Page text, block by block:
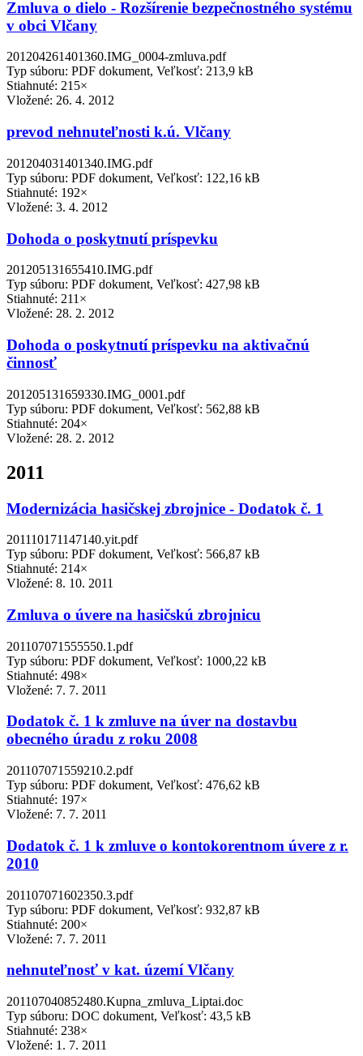
Zmluva o dielo - Rozšírenie bezpečnostného systému
v obci Vlčany
201204261401360.IMG_0004-zmluva.pdf
Typ súboru: PDF dokument, Veľkosť: 213,9 kB
Stiahnuté: 215×
Vložené: 26. 4. 2012
prevod nehnuteľnosti k.ú. Vlčany
201204031401340.IMG.pdf
Typ súboru: PDF dokument, Veľkosť: 122,16 kB
Stiahnuté: 192×
Vložené: 3. 4. 2012
Dohoda o poskytnutí príspevku
201205131655410.IMG.pdf
Typ súboru: PDF dokument, Veľkosť: 427,98 kB
Stiahnuté: 211×
Vložené: 28. 2. 2012
Dohoda o poskytnutí príspevku na aktivačnú
činnosť
201205131659330.IMG_0001.pdf
Typ súboru: PDF dokument, Veľkosť: 562,88 kB
Stiahnuté: 204×
Vložené: 28. 2. 2012
2011
Modernizácia hasičskej zbrojnice - Dodatok č. 1
201110171147140.yit.pdf
Typ súboru: PDF dokument, Veľkosť: 566,87 kB
Stiahnuté: 214×
Vložené: 8. 10. 2011
Zmluva o úvere na hasičskú zbrojnicu
201107071555550.1.pdf
Typ súboru: PDF dokument, Veľkosť: 1000,22 kB
Stiahnuté: 498×
Vložené: 7. 7. 2011
Dodatok č. 1 k zmluve na úver na dostavbu
obecného úradu z roku 2008
201107071559210.2.pdf
Typ súboru: PDF dokument, Veľkosť: 476,62 kB
Stiahnuté: 197×
Vložené: 7. 7. 2011
Dodatok č. 1 k zmluve o kontokorentnom úvere z r.
2010
201107071602350.3.pdf
Typ súboru: PDF dokument, Veľkosť: 932,87 kB
Stiahnuté: 200×
Vložené: 7. 7. 2011
nehnuteľnosť v kat. území Vlčany
201107040852480.Kupna_zmluva_Liptai.doc
Typ súboru: DOC dokument, Veľkosť: 43,5 kB
Stiahnuté: 238×
Vložené: 1. 7. 2011